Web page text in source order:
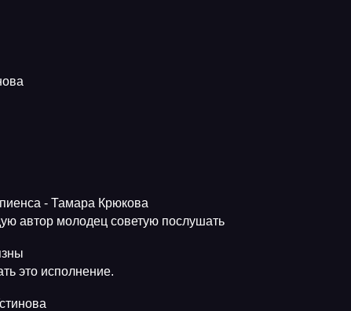
- Тамара Крюкова
автор молодец советую послушать
это исполнение.